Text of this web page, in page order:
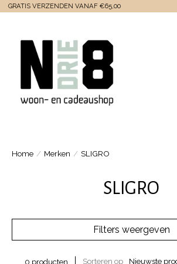
GRATIS VERZENDEN VANAF €65,00
Home / Merken / SLIGRO
SLIGRO
Filters weergeven
0 producten Sorteren op Nieuwste